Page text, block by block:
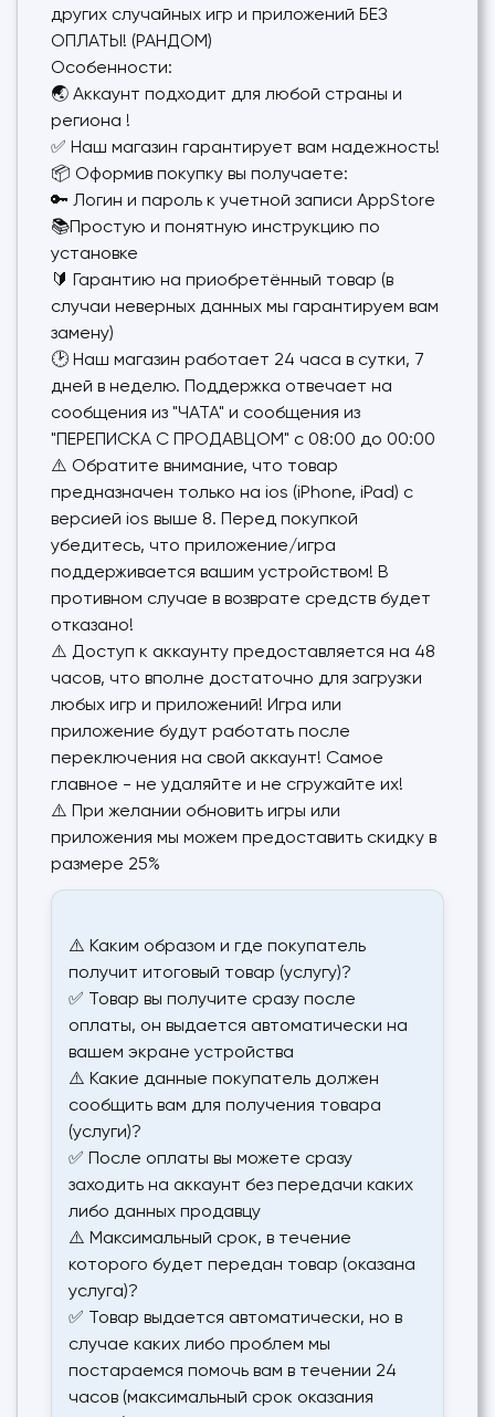
других случайных игр и приложений БЕЗ
ОПЛАТЫ! (РАНДОМ)
Особенности:
🌏 Аккаунт подходит для любой страны и
региона !
✅ Наш магазин гарантирует вам надежность!
📦 Оформив покупку вы получаете:
🔑 Логин и пароль к учетной записи AppStore
📚Простую и понятную инструкцию по
установке
🔰 Гарантию на приобретённый товар (в
случаи неверных данных мы гарантируем вам
замену)
🕑 Наш магазин работает 24 часа в сутки, 7
дней в неделю. Поддержка отвечает на
сообщения из "ЧАТА" и сообщения из
"ПЕРЕПИСКА С ПРОДАВЦОМ" с 08:00 до 00:00
⚠️ Обратите внимание, что товар
предназначен только на ios (iPhone, iPad) с
версией ios выше 8. Перед покупкой
убедитесь, что приложение/игра
поддерживается вашим устройством! В
противном случае в возврате средств будет
отказано!
⚠️ Доступ к аккаунту предоставляется на 48
часов, что вполне достаточно для загрузки
любых игр и приложений! Игра или
приложение будут работать после
переключения на свой аккаунт! Самое
главное - не удаляйте и не сгружайте их!
⚠️ При желании обновить игры или
приложения мы можем предоставить скидку в
размере 25%
⚠️ Каким образом и где покупатель
получит итоговый товар (услугу)?
✅ Товар вы получите сразу после
оплаты, он выдается автоматически на
вашем экране устройства
⚠️ Какие данные покупатель должен
сообщить вам для получения товара
(услуги)?
✅ После оплаты вы можете сразу
заходить на аккаунт без передачи каких
либо данных продавцу
⚠️ Максимальный срок, в течение
которого будет передан товар (оказана
услуга)?
✅ Товар выдается автоматически, но в
случае каких либо проблем мы
постараемся помочь вам в течении 24
часов (максимальный срок оказания